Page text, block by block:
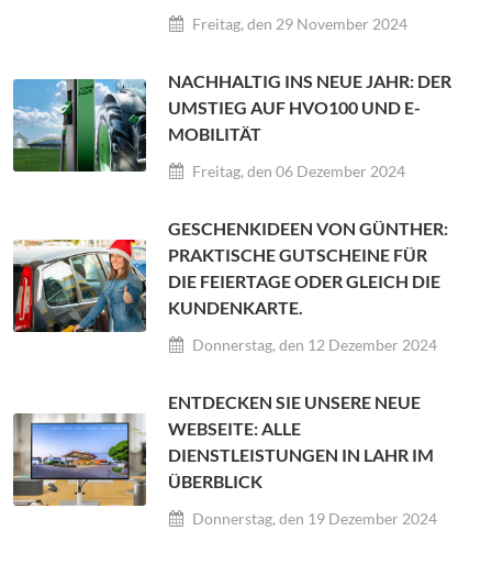
Freitag, den 29 November 2024
NACHHALTIG INS NEUE JAHR: DER
UMSTIEG AUF HVO100 UND E-
MOBILITÄT
Freitag, den 06 Dezember 2024
GESCHENKIDEEN VON GÜNTHER:
PRAKTISCHE GUTSCHEINE FÜR
DIE FEIERTAGE ODER GLEICH DIE
KUNDENKARTE.
Donnerstag, den 12 Dezember 2024
ENTDECKEN SIE UNSERE NEUE
WEBSEITE: ALLE
DIENSTLEISTUNGEN IN LAHR IM
ÜBERBLICK
Donnerstag, den 19 Dezember 2024